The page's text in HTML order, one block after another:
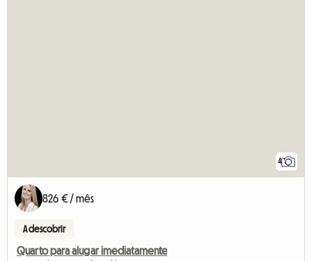
4
826 € / mês
A descobrir
Quarto para alugar imediatamente